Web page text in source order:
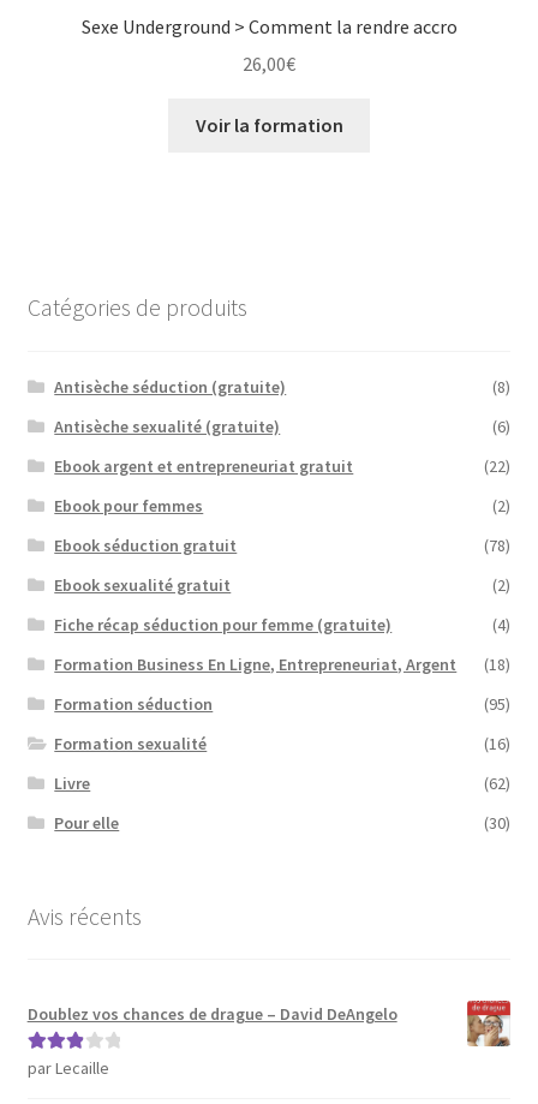
Sexe Underground > Comment la rendre accro
26,00€
Voir la formation
Catégories de produits
Antisèche séduction (gratuite)
(8)
Antisèche sexualité (gratuite)
(6)
Ebook argent et entrepreneuriat gratuit
(22)
Ebook pour femmes
(2)
Ebook séduction gratuit
(78)
Ebook sexualité gratuit
(2)
Fiche récap séduction pour femme (gratuite)
(4)
Formation Business En Ligne, Entrepreneuriat, Argent
(18)
Formation séduction
(95)
Formation sexualité
(16)
Livre
(62)
Pour elle
(30)
Avis récents
Doublez vos chances de drague – David DeAngelo
Note3
par Lecaille